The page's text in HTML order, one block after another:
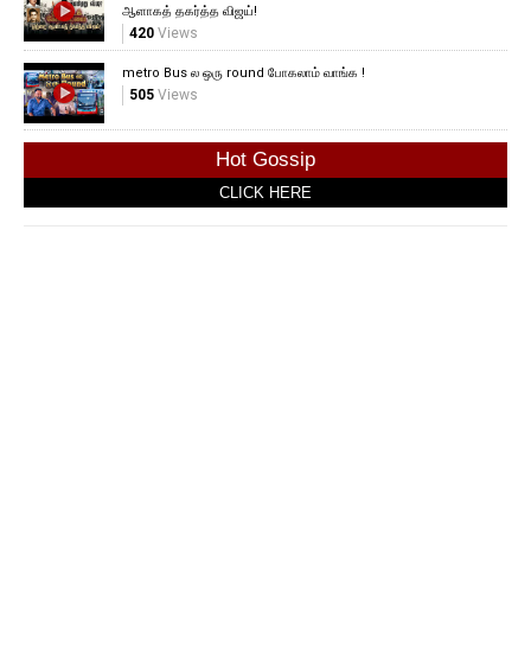
ஆளாகத் தகர்த்த விஜய்!
420Views
metro Bus ல ஒரு round போகலாம் வாங்க !
505Views
Hot Gossip
CLICK HERE